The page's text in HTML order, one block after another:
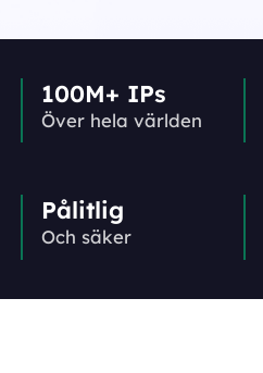
100M+ IPs
Över hela världen
Pålitlig
Och säker